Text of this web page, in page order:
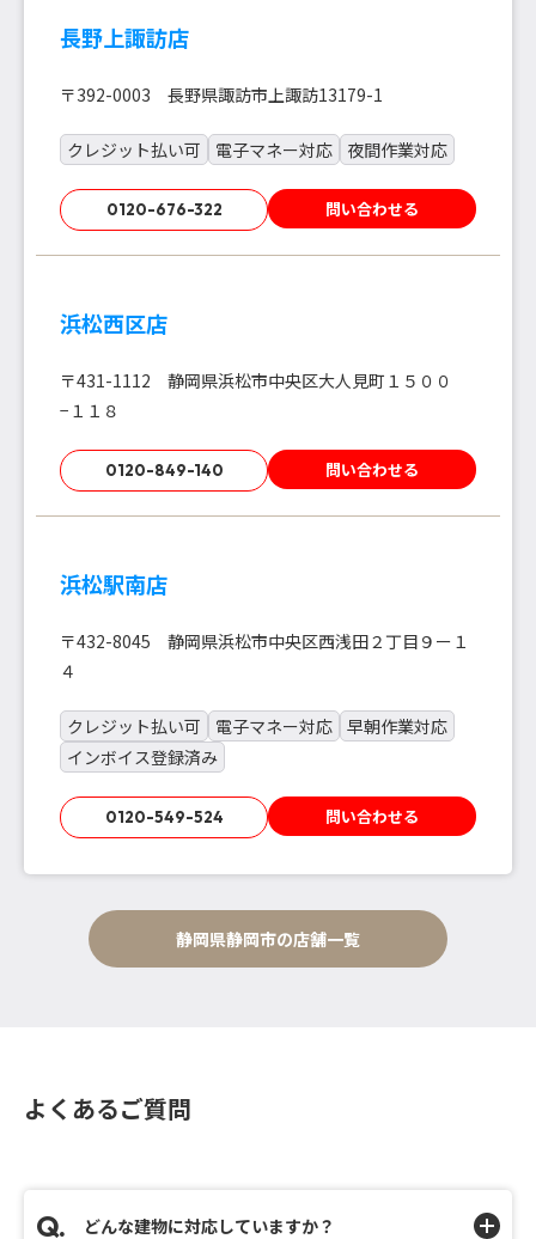
長野上諏訪店
〒392-0003 長野県諏訪市上諏訪13179-1
クレジット払い可 電子マネー対応 夜間作業対応
0120-676-322 問い合わせる
浜松西区店
〒431-1112 静岡県浜松市中央区大人見町１５００
−１１８
0120-849-140 問い合わせる
浜松駅南店
〒432-8045 静岡県浜松市中央区西浅田２丁目９ー１
４
クレジット払い可 電子マネー対応 早朝作業対応
インボイス登録済み
0120-549-524 問い合わせる
静岡県静岡市の店舗一覧
よくあるご質問
どんな建物に対応していますか？